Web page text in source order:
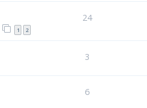
1 2
24
3
6